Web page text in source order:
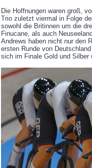
Die Hoffnungen waren groß,
Trio zuletzt viermal in Folge
sowohl die Britinnen um die
Finucane, als auch
Andrews haben nicht nur den
ersten Runde von
sich im Finale Gold und Silber
Newsletter: